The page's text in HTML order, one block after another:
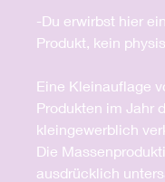
-Du erwirbst hier
Produkt, kein
Eine Kleinauflage
Produkten im Jahr
kleingewerblich
Die
ausdrücklich